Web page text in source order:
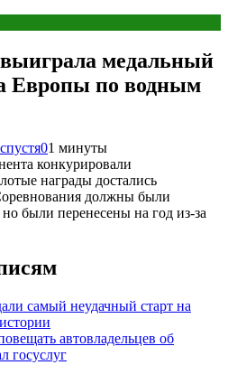
медальный
Европы по водным
01 минуты
конкурировали
награды достались
должны были
но были перенесены на год из-за
самый неудачный старт на
автовладельцев об
госуслуг